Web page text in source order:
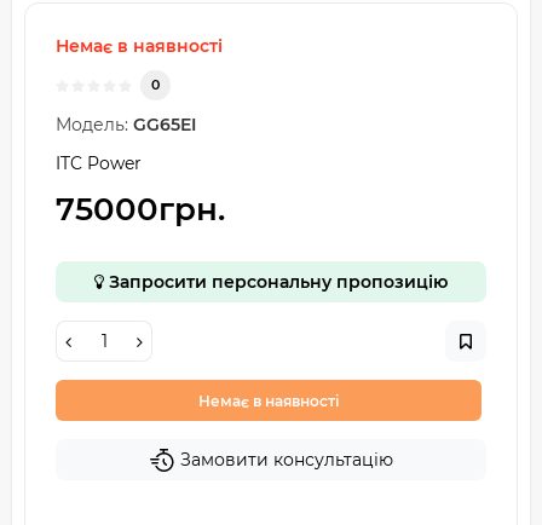
Немає в наявності
0
Модель: GG65EI
ITC Power
75000грн.
Запросити персональну пропозицію
Немає в наявності
Замовити консультацію